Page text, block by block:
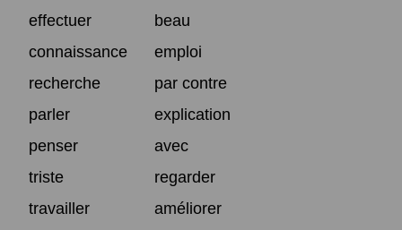
effectuer
beau
connaissance
emploi
recherche
par contre
parler
explication
penser
avec
triste
regarder
travailler
améliorer